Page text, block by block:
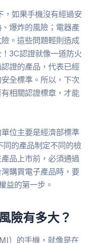
，如果手機沒有經過安
爆炸的風險；電器產
。這些問題輕則造成
3C認證就像一道防火
證的產品，代表已經
全標準。所以，下次
相關認證標章，才能
位主要是經濟部標準
的產品制定不同的檢
品上市前，必須通過
購買電子產品時，要
益的第一步。
險有多大？
）的手機，就像是在